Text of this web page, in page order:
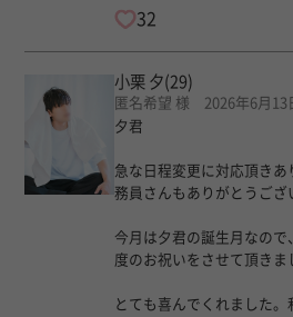
32
小栗 夕(29)
匿名希望 様 2026年6月13
夕君
急な日程変更に対応頂き
務員さんもありがとうござ
今月は夕君の誕生月なの
度のお祝いをさせて頂きま
とても喜んでくれました